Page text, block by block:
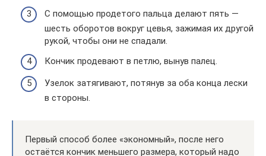
С помощью продетого пальца делают пять —
шесть оборотов вокруг цевья, зажимая их другой
рукой, чтобы они не спадали.
Кончик продевают в петлю, вынув палец.
Узелок затягивают, потянув за оба конца лески
в стороны.
Первый способ более «экономный», после него
остаётся кончик меньшего размера, который надо